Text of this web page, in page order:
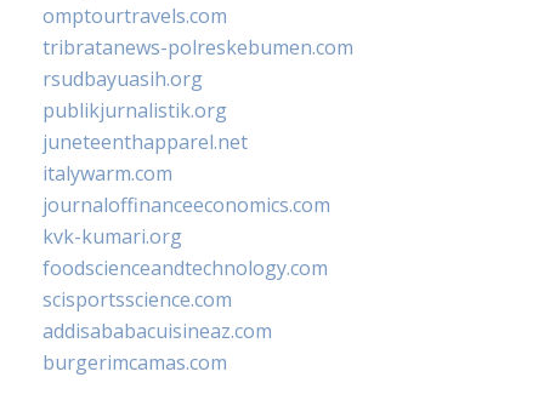
omptourtravels.com
tribratanews-polreskebumen.com
rsudbayuasih.org
publikjurnalistik.org
juneteenthapparel.net
italywarm.com
journaloffinanceeconomics.com
kvk-kumari.org
foodscienceandtechnology.com
scisportsscience.com
addisababacuisineaz.com
burgerimcamas.com